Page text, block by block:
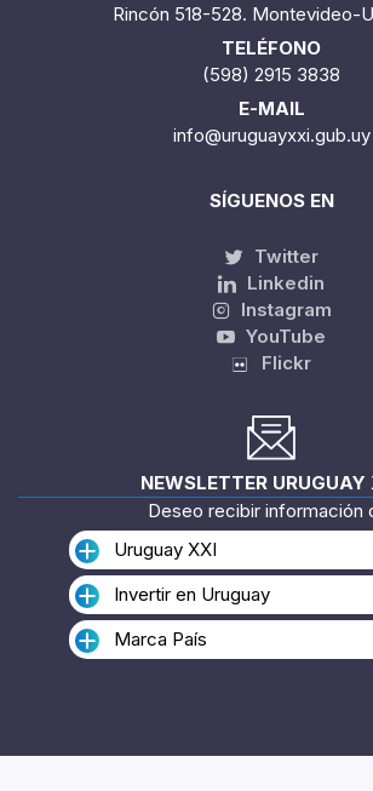
Rincón 518-528. Montevideo-
TELÉFONO
(598) 2915 3838
E-MAIL
info@uruguayxxi.gub.uy
SÍGUENOS EN
Twitter
Linkedin
Instagram
YouTube
Flickr
NEWSLETTER URUGUAY
Deseo recibir información
Uruguay XXI
Invertir en Uruguay
Marca País